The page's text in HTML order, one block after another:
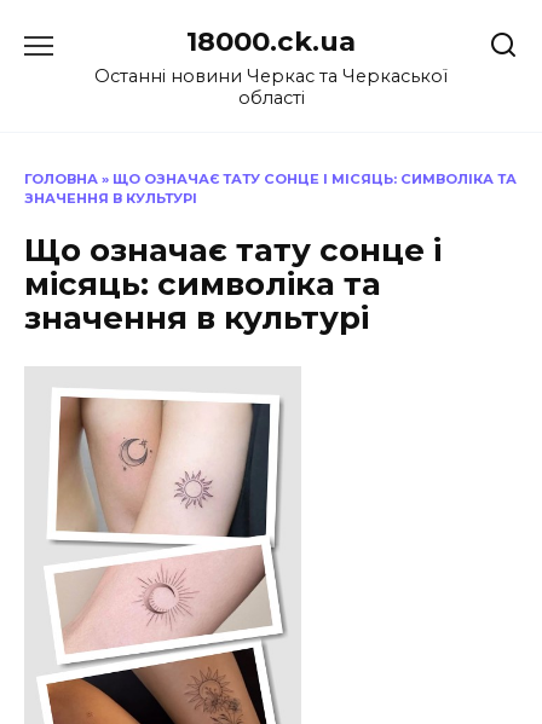
до
18000.ck.ua
Останні новини Черкас та Черкаської
області
ГОЛОВНА » ЩО ОЗНАЧАЄ ТАТУ СОНЦЕ І МІСЯЦЬ: СИМВОЛІКА ТА
ЗНАЧЕННЯ В КУЛЬТУРІ
Що означає тату сонце і
місяць: символіка та
значення в культурі